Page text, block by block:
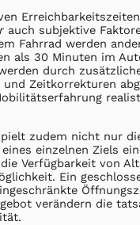
auch subjektive
Fahrrad werden
als 30 Minuten im
durch
und Zeitkorrekturen
zudem nicht nur
einzelnen Ziels
Verfügbarkeit von
Ein
verändern die